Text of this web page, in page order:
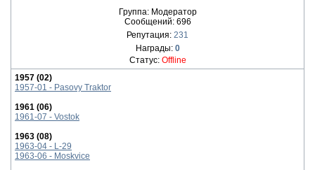
Группа: Модератор
Сообщений: 696
Репутация: 231
Награды: 0
Статус: Offline
1957 (02)
1957-01 - Pasovy Traktor
1961 (06)
1961-07 - Vostok
1963 (08)
1963-04 - L-29
1963-06 - Moskvice